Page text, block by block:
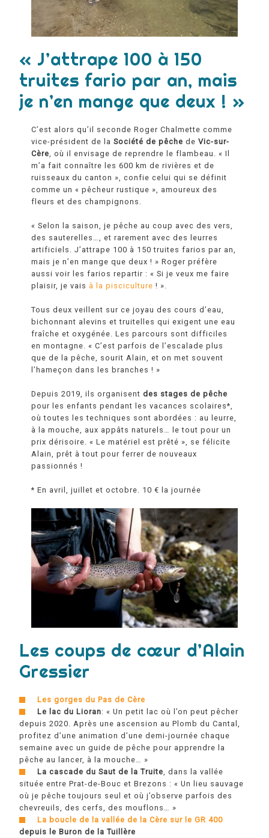
« J’attrape 100 à 150
truites fario par an, mais
je n’en mange que deux ! »
C’est alors qu’il seconde Roger Chalmette comme
vice-président de laSociété de pêche deVic-sur-
Cère , où il envisage de reprendre le flambeau.« Il
m’a fait connaître les 600 km de rivières et de
ruisseaux du canton »,confie celui qui se définit
comme un « pêcheur rustique », amoureux des
fleurs et des champignons.
« Selon la saison, je pêche au coup avec des vers,
des sauterelles…, et rarement avec des leurres
artificiels. J’attrape 100 à 150 truites farios par an,
mais je n’en mange que deux ! » Roger préfère
aussi voir les farios repartir : «Si je veux me faire
plaisir, je vais à la pisciculture ! ».
Tous deux veillent sur ce joyau des cours d’eau,
bichonnant alevins et truitelles qui exigent une eau
fraîche et oxygénée. Les parcours sont difficiles
en montagne. «C’est parfois de l’escalade plus
que de la pêche, sourit Alain,
et on met souvent
l’hameçon dans les branches ! »
Depuis 2019, ils organisentdes stages de pêche
pour les enfants pendant les vacances scolaires*,
où toutes les techniques sont abordées : au leurre,
à la mouche, aux appâts naturels… le tout pour un
prix dérisoire.« Le matériel est prêté » , se félicite
Alain, prêt à tout pour ferrer de nouveaux
passionnés !
* En avril, juillet et octobre. 10 € la journée
Les coups de cœur d’Alain
Gressier
Les gorges du Pas de Cère
Le lac du Lioran:« Un petit lac où l’on peut pêcher
depuis 2020. Après une ascension au Plomb du Cantal,
profitez d’une animation d’une demi-journée chaque
semaine avec un guide de pêche pour apprendre la
pêche au lancer, à la mouche… »
La cascade du Saut de la Truite , dans la vallée
située entre Prat-de-Bouc et Brezons :« Un lieu sauvage
où je pêche toujours seul et où j’observe parfois des
chevreuils, des cerfs, des mouflons… »
La boucle de la vallée de la Cère sur le GR 400
depuis le Buron de la Tuillère